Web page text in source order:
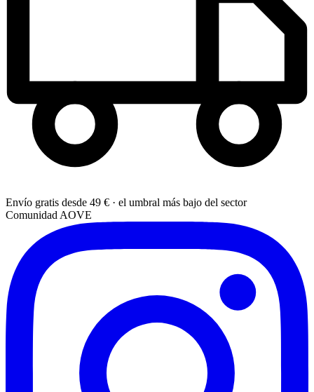
Envío gratis desde 49 € · el umbral más bajo del sector
Comunidad AOVE